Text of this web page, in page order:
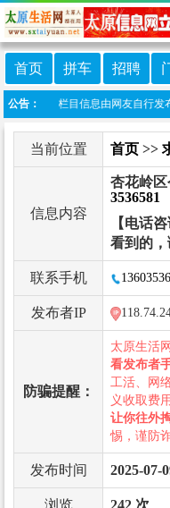
首页 拼车 招聘
公告：
声明：本栏目信息由网友自行发布
当前位置 首页 >>
信息内容
杏花岭区
3536581
【电话
看到的，
联系手机
发布者IP
防骗提醒：
太原生活
看发布者
工活、网
义收取费
让你往外
惕，谨防
发布时间 2025-07-
浏览 242 次